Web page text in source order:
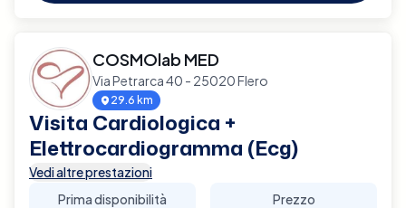
COSMOlab MED
Via Petrarca 40 - 25020 Flero
29.6 km
Visita Cardiologica +
Elettrocardiogramma (Ecg)
Vedi altre prestazioni
Prima disponibilità
Prezzo